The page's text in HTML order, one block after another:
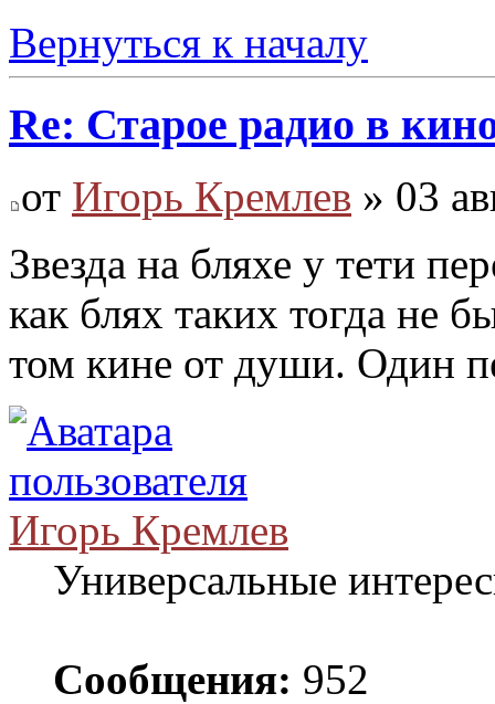
Вернуться к началу
Re: Старое радио в
от Игорь Кремлев » 03
Звезда на бляхе у тети
как блях таких тогда не
том кине от души. Один
Игорь Кремлев
Универсальные
Сообщения: 952